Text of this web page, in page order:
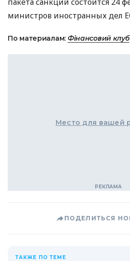
министров иностранных дел
По материалам: Фінансовий клуб
Место для вашей
ПОДЕЛИТЬСЯ
ТАКЖЕ ПО ТЕМЕ